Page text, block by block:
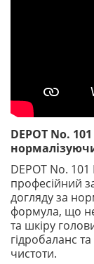
DEPOT No.
DEPOT No.
професійний
догляду за
формула, що не
та шкіру
гідробаланс
чистоти.